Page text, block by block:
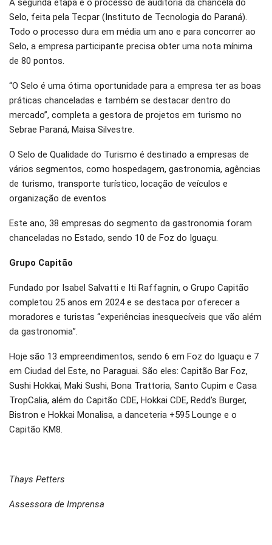
A segunda etapa é o processo de auditoria da chancela do
Selo, feita pela Tecpar (Instituto de Tecnologia do Paraná).
Todo o processo dura em média um ano e para concorrer ao
Selo, a empresa participante precisa obter uma nota mínima
de 80 pontos.
“O Selo é uma ótima oportunidade para a empresa ter as boas
práticas chanceladas e também se destacar dentro do
mercado”, completa a gestora de projetos em turismo no
Sebrae Paraná, Maisa Silvestre.
O Selo de Qualidade do Turismo é destinado a empresas de
vários segmentos, como hospedagem, gastronomia, agências
de turismo, transporte turístico, locação de veículos e
organização de eventos
Este ano, 38 empresas do segmento da gastronomia foram
chanceladas no Estado, sendo 10 de Foz do Iguaçu.
Grupo Capitão
Fundado por Isabel Salvatti e Iti Raffagnin, o Grupo Capitão
completou 25 anos em 2024 e se destaca por oferecer a
moradores e turistas “experiências inesquecíveis que vão além
da gastronomia”.
Hoje são 13 empreendimentos, sendo 6 em Foz do Iguaçu e 7
em Ciudad del Este, no Paraguai. São eles: Capitão Bar Foz,
Sushi Hokkai, Maki Sushi, Bona Trattoria, Santo Cupim e Casa
TropCalia, além do Capitão CDE, Hokkai CDE, Redd’s Burger,
Bistron e Hokkai Monalisa, a danceteria +595 Lounge e o
Capitão KM8.
Thays Petters
Assessora de Imprensa